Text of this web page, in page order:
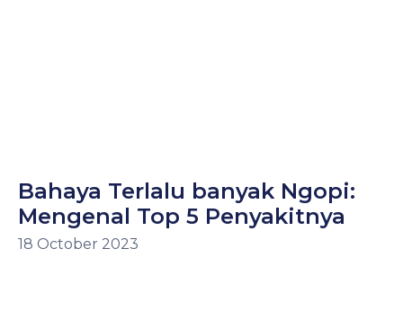
Bahaya Terlalu banyak Ngopi:
Mengenal Top 5 Penyakitnya
18 October 2023